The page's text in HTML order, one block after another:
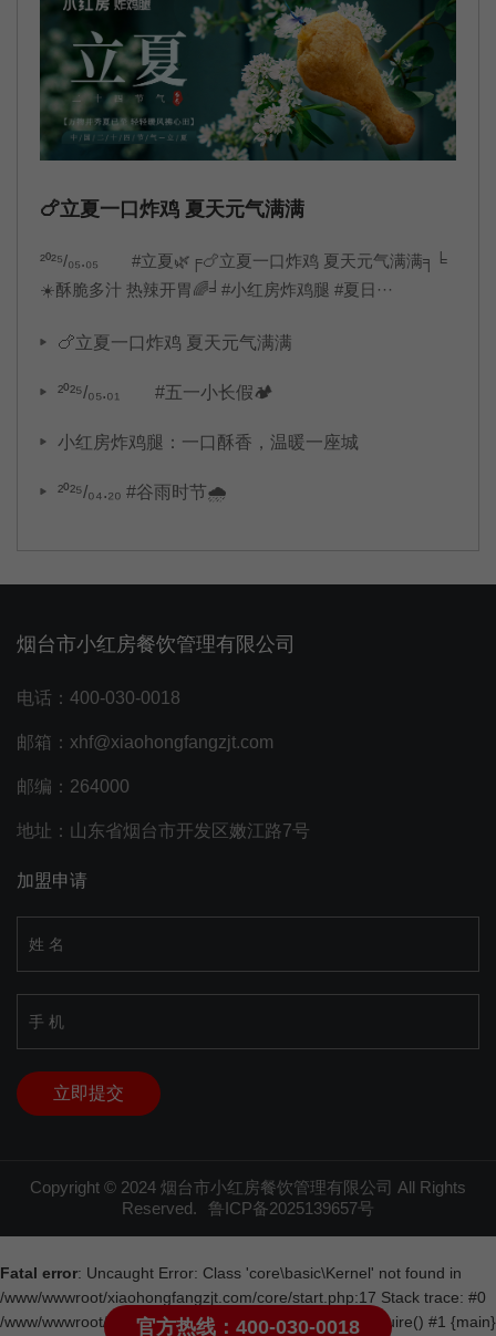
🍗立夏一口炸鸡 夏天元气满满
²⁰²⁵/₀₅.₀₅ #立夏🌿╒🍗立夏一口炸鸡 夏天元气满满╕╘
☀️酥脆多汁 热辣开胃🌈╛#小红房炸鸡腿 #夏日···
🍗立夏一口炸鸡 夏天元气满满
²⁰²⁵/₀₅.₀₁ #五一小长假🏕️
小红房炸鸡腿：一口酥香，温暖一座城
²⁰²⁵/₀₄.₂₀ #谷雨时节🌧
烟台市小红房餐饮管理有限公司
电话：400-030-0018
邮箱：xhf@xiaohongfangzjt.com
邮编：264000
地址：山东省烟台市开发区嫩江路7号
加盟申请
Copyright © 2024 烟台市小红房餐饮管理有限公司 All Rights
Reserved.
鲁ICP备2025139657号
官方热线：400-030-0018
Fatal error: Uncaught Error: Class 'core\basic\Kernel' not found in
/www/wwwroot/xiaohongfangzjt.com/core/start.php:17 Stack trace: #0
/www/wwwroot/xiaohongfangzjt.com/index.php(23): require() #1 {main}